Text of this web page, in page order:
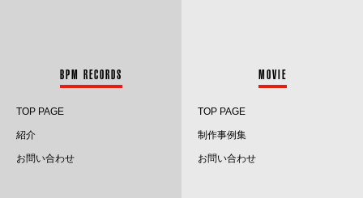
2022.5
BPM RECORDS
TOP PAGE
紹介
お問い合わせ
MOVIE
TOP PAGE
制作事例集
お問い合わせ